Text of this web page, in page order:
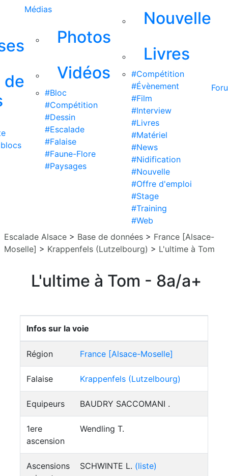
de
Médias
Photos
Vidéos
#Bloc
#Compétition
#Dessin
#Escalade
#Falaise
#Faune-Flore
#Paysages
Nouvelle
Livres
#Compétition
#Évènement
#Film
#Interview
#Livres
#Matériel
#News
#Nidification
#Nouvelle
#Offre d'emploi
#Stage
#Training
#Web
Escalade Alsace > Base de données > France [Alsace-
Moselle] > Krappenfels (Lutzelbourg) > L'ultime à Tom
L'ultime à Tom - 8a/a+
Infos sur la voie
Région France [Alsace-Moselle]
Falaise Krappenfels (Lutzelbourg)
Equipeurs BAUDRY SACCOMANI .
1ere
ascension
Wendling T.
Ascensions
SCHWINTE L. (liste)